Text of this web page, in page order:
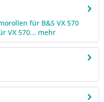
für B&S VX 570
VX 570... mehr